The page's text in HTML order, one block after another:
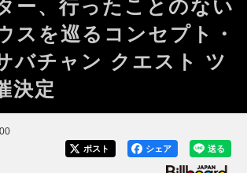
ー、行ったことのない
スを巡るコンセプト・
バチャン クエスト ツ
決定
送る
シェア
ポスト